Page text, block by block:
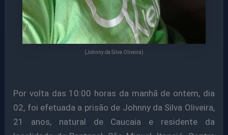
(Johnny da Silva Oliveira)
Por volta das 10:00 horas da manhã de ontem, dia
02, foi efetuada a prisão de Johnny da Silva Oliveira,
21 anos, natural de Caucaia e residente da